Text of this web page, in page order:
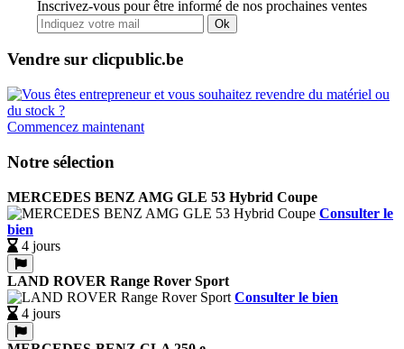
Inscrivez-vous pour être informé de nos prochaines ventes
Ok
Vendre sur clicpublic.be
Commencez maintenant
Notre sélection
MERCEDES BENZ AMG GLE 53 Hybrid Coupe
Consulter le
bien
4 jours
LAND ROVER Range Rover Sport
Consulter le bien
4 jours